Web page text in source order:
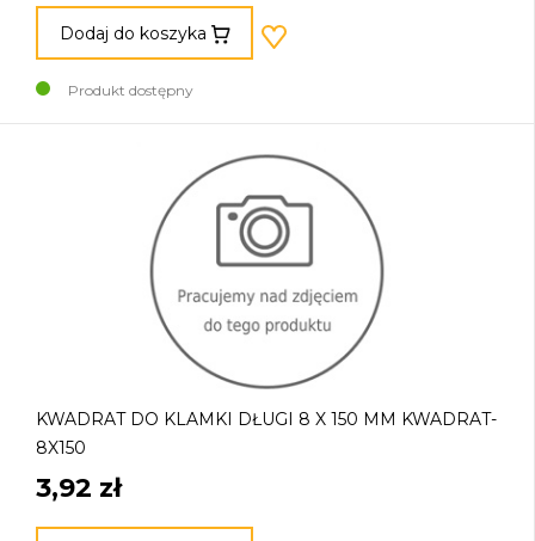
Dodaj do koszyka
Produkt dostępny
KWADRAT DO KLAMKI DŁUGI 8 X 150 MM KWADRAT-
8X150
3,92 zł